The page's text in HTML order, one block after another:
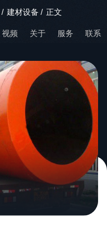
/ 建材设备 / 正文
视频 关于 服务 联系